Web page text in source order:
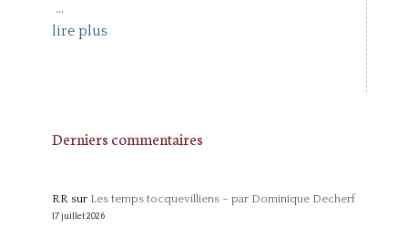
...
lire plus
Derniers commentaires
RRsur Les temps tocquevilliens – par Dominique Decherf
17 juillet 2026